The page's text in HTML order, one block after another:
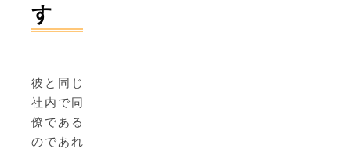
す
彼と同じ
社内で同
僚である
のであれ